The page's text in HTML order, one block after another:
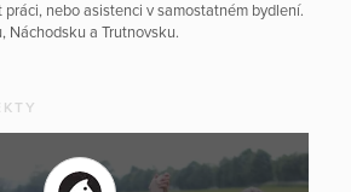
nebo asistenci v samostatném bydlení.
Náchodsku a Trutnovsku.